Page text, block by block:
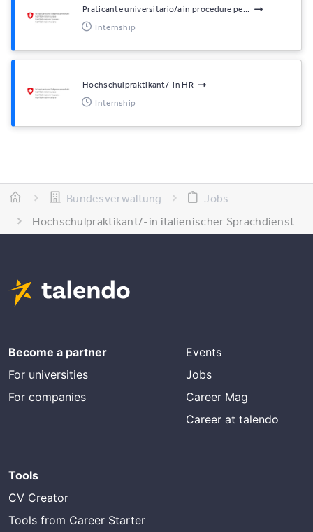
Praticante universitario/a in procedure pe...
Internship
Hochschulpraktikant/-in HR
Internship
Bundesverwaltung
Jobs
Hochschulpraktikant/-in italienischer Sprachdienst
Become a partner
For universities
For companies
Events
Jobs
Career Mag
Career at talendo
Tools
CV Creator
Tools from Career Starter